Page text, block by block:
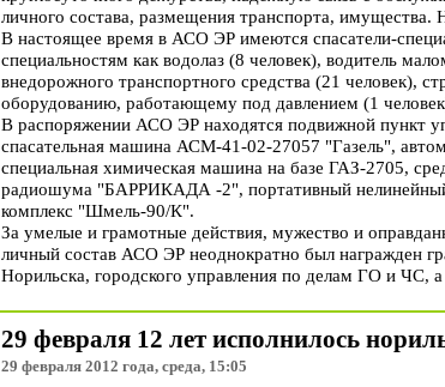
личного состава, размещения транспорта, имущества.
В настоящее время в АСО ЭР имеются спасатели-
специальностям как водолаз (8 человек), водитель
внедорожного транспортного средства (21 человек),
оборудованию, работающему под давлением (1
В распоряжении АСО ЭР находятся подвижной пункт
спасательная машина АСМ-41-02-27057 "Газель",
специальная химическая машина на базе ГАЗ-2705,
радиошума "БАРРИКАДА -2", портативный нелинейный
комплекс "Шмель-90/К".
За умелые и грамотные действия, мужество и
личный состав АСО ЭР неоднократно был награжден
Норильска, городского управления по делам ГО и ЧС,
29 февраля 12 лет исполнилось
29 февраля 2012 года, среда, 15:05